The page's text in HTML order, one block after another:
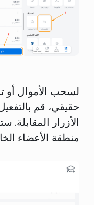
لسحب الأموال أو
حقيقي، قم
الأزرار المقابلة.
منطقة الأعضاء